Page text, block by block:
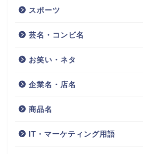
スポーツ
芸名・コンビ名
お笑い・ネタ
企業名・店名
商品名
IT・マーケティング用語